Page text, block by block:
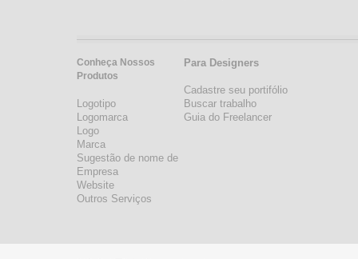
Conheça Nossos
Produtos
Logotipo
Logomarca
Logo
Marca
Sugestão de nome de
Empresa
Website
Outros Serviços
Para Designers
Cadastre seu portifólio
Buscar trabalho
Guia do Freelancer